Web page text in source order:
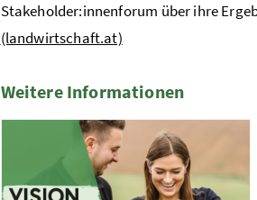
Stakeholder:innenforum über ihre
(landwirtschaft.at)
Weitere Informationen